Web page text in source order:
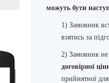
можуть бути
1) Замовник
взятись за
2) Замовник не
договірної
прийнятної для